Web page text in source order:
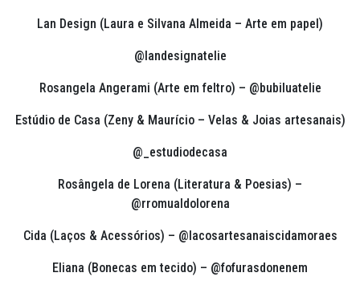
Lan Design (Laura e Silvana Almeida – Arte em papel)
@landesignatelie
Rosangela Angerami (Arte em feltro) – @bubiluatelie
Estúdio de Casa (Zeny & Maurício – Velas & Joias artesanais)
@_estudiodecasa
Rosângela de Lorena (Literatura & Poesias) –
@rromualdolorena
Cida (Laços & Acessórios) – @lacosartesanaiscidamoraes
Eliana (Bonecas em tecido) – @fofurasdonenem